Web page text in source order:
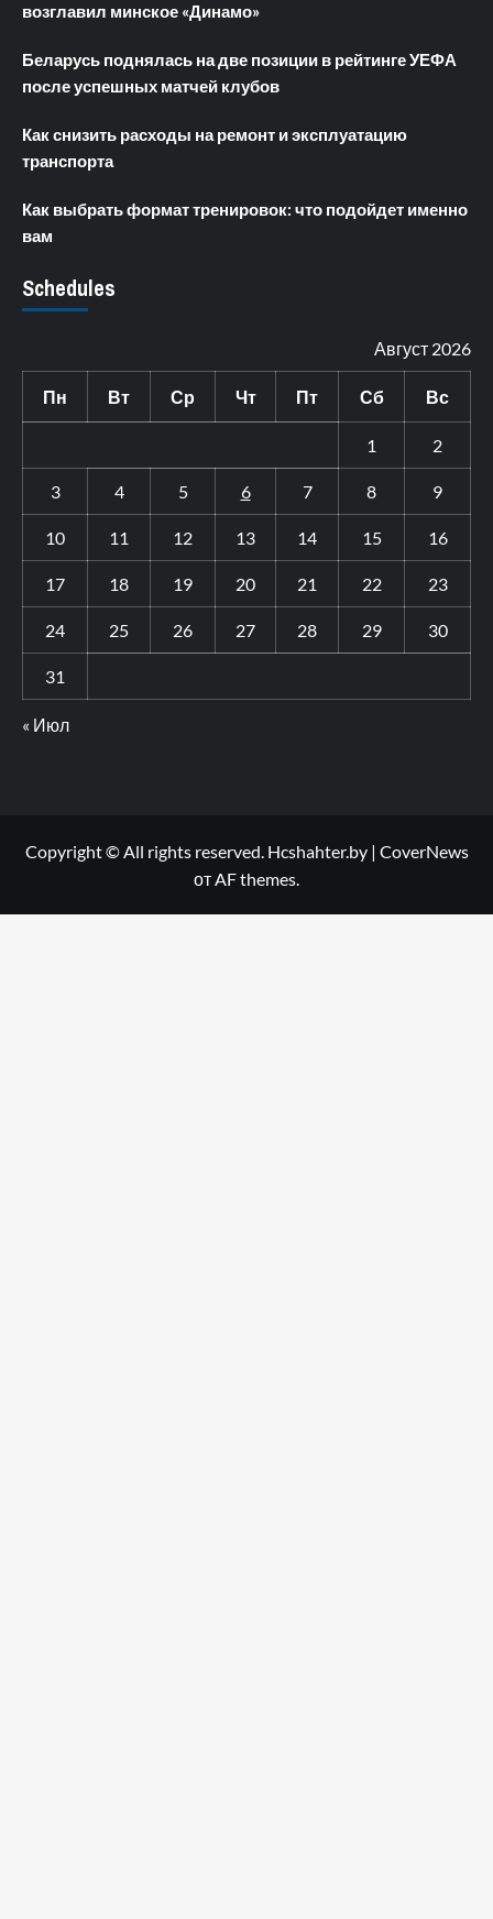
возглавил минское «Динамо»
Беларусь поднялась на две позиции в рейтинге УЕФА
после успешных матчей клубов
Как снизить расходы на ремонт и эксплуатацию
транспорта
Как выбрать формат тренировок: что подойдет именно
вам
Schedules
Август 2026
Пн Вт Ср Чт Пт Сб Вс
1 2
3 4 5 6 7 8 9
10 11 12 13 14 15 16
17 18 19 20 21 22 23
24 25 26 27 28 29 30
31
« Июл
Copyright © All rights reserved. Hcshahter.by | CoverNews
от AF themes.